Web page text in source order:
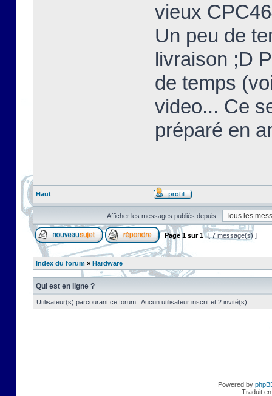
vieux
Un peu de
livraison ;D
de temps
video... Ce
préparé en
Haut
Afficher les messages publiés depuis :
Page 1 sur1 [ 7 message(s) ]
Index du forum » Hardware
Qui est en ligne ?
Utilisateur(s) parcourant ce forum : Aucun utilisateur inscrit et 2 invité(s)
Powered by
Traduit